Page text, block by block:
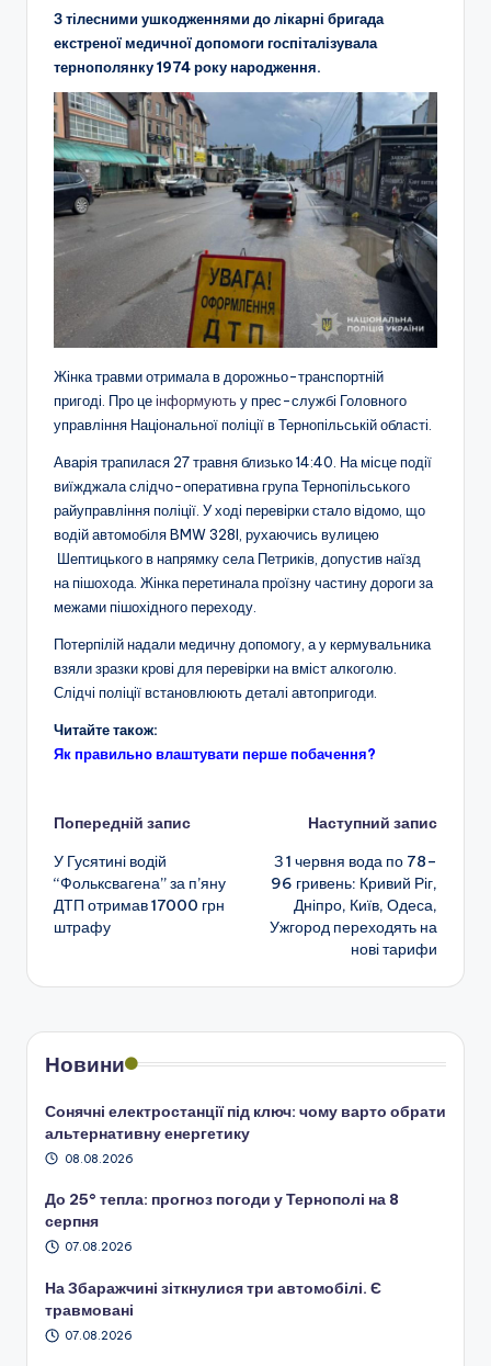
З тілесними ушкодженнями до лікарні бригада
екстреної медичної допомоги госпіталізувала
тернополянку 1974 року народження.
Жінка травми отримала в дорожньо-транспортній
пригоді. Про цеінформуютьу прес-службі Головного
управління Національної поліції в Тернопільській області.
Аварія трапилася 27 травня близько 14:40. На місце події
виїжджала слідчо-оперативна група Тернопільського
райуправління поліції. У ході перевірки стало відомо, що
водій автомобіля BMW 328I, рухаючись вулицею
Шептицького в напрямку села Петриків, допустив наїзд
на пішохода. Жінка перетинала проїзну частину дороги за
межами пішохідного переходу.
Потерпілій надали медичну допомогу, а у кермувальника
взяли зразки крові для перевірки на вміст алкоголю.
Слідчі поліції встановлюють деталі автопригоди.
Читайте також:
Як правильно влаштувати перше побачення?
Навігація
по
запису
Попередній запис
У Гусятині водій
“Фольксвагена” за п’яну
ДТП отримав 17000 грн
штрафу
Наступний запис
З 1 червня вода по 78–
96 гривень: Кривий Ріг,
Дніпро, Київ, Одеса,
Ужгород переходять на
нові тарифи
Новини
Сонячні електростанції під ключ: чому варто обрати
альтернативну енергетику
08.08.2026
До 25° тепла: прогноз погоди у Тернополі на 8
серпня
07.08.2026
На Збаражчині зіткнулися три автомобілі. Є
травмовані
07.08.2026